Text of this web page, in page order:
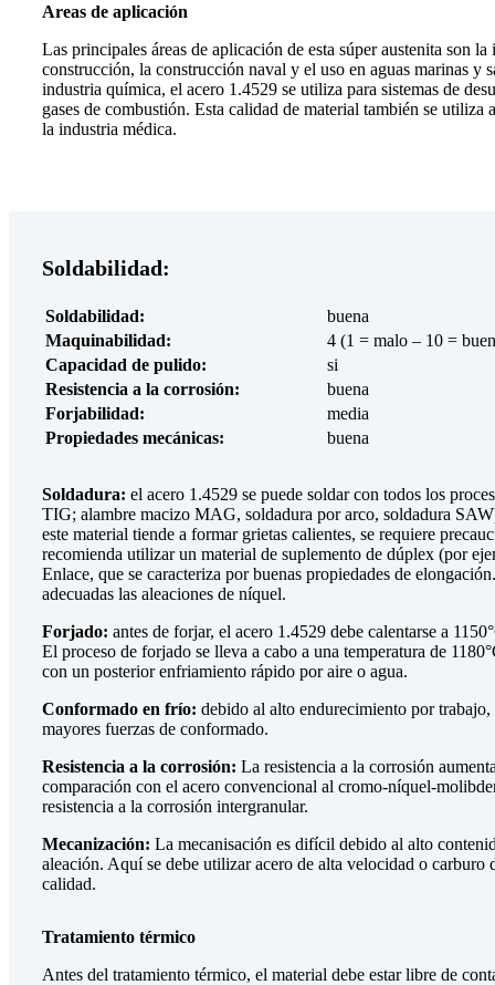
Areas de aplicación
Las principales áreas de aplicación de esta súper austenita son la
construcción, la construcción naval y el uso en aguas marinas y
industria química, el acero 1.4529 se utiliza para sistemas de
gases de combustión. Esta calidad de material también se utiliza
la industria médica.
Soldabilidad:
Soldabilidad:
buena
Maquinabilidad:
4 (1 = malo – 10 =
Capacidad de pulido:
si
Resistencia a la corrosión:
buena
Forjabilidad:
media
Propiedades mecánicas:
buena
Soldadura: el acero 1.4529 se puede soldar con todos los
TIG; alambre macizo MAG, soldadura por arco, soldadura
este material tiende a formar grietas calientes, se requiere
recomienda utilizar un material de suplemento de dúplex (por
Enlace, que se caracteriza por buenas propiedades de
adecuadas las aleaciones de níquel.
Forjado: antes de forjar, el acero 1.4529 debe calentarse a
El proceso de forjado se lleva a cabo a una temperatura de
con un posterior enfriamiento rápido por aire o agua.
Conformado en frío: debido al alto endurecimiento por trabajo,
mayores fuerzas de conformado.
Resistencia a la corrosión: La resistencia a la corrosión
comparación con el acero convencional al cromo-níquel-
resistencia a la corrosión intergranular.
Mecanización: La mecanisación es difícil debido al alto
aleación. Aquí se debe utilizar acero de alta velocidad o carburo
calidad.
Tratamiento térmico
Antes del tratamiento térmico, el material debe estar libre de